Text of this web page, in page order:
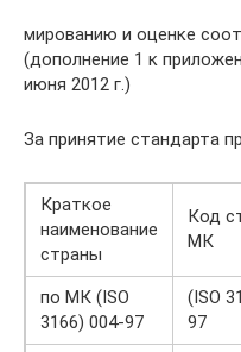
мированию и оценке
(дополнение 1 к
июня 2012 г.)
За принятие стандарта
Краткое
наименование
страны
Код
МК
по МК (ISO
3166) 004-97
(ISO
97